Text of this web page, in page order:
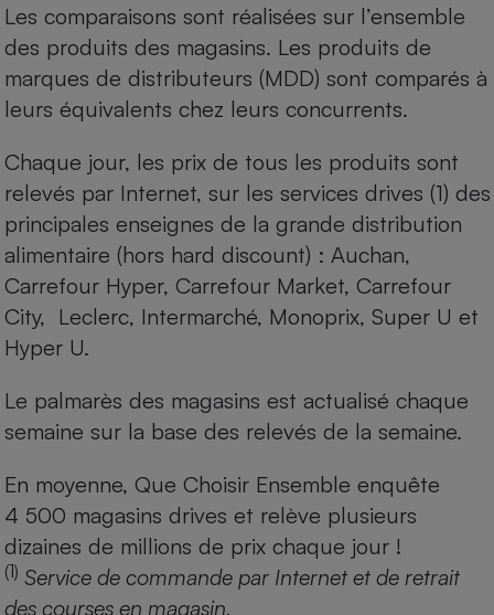
Les comparaisons sont réalisées sur l’ensemble
des produits des magasins. Les produits de
marques de distributeurs (MDD) sont comparés à
leurs équivalents chez leurs concurrents.
Chaque jour, les prix de tous les produits sont
relevés par Internet, sur les services drives (1) des
principales enseignes de la grande distribution
alimentaire (hors hard discount) : Auchan,
Carrefour Hyper, Carrefour Market, Carrefour
City, Leclerc, Intermarché, Monoprix, Super U et
Hyper U.
Le palmarès des magasins est actualisé chaque
semaine sur la base des relevés de la semaine.
En moyenne, Que Choisir Ensemble enquête
4 500 magasins drives et relève plusieurs
dizaines de millions de prix chaque jour !
(1) Service de commande par Internet et de retrait
des courses en magasin.